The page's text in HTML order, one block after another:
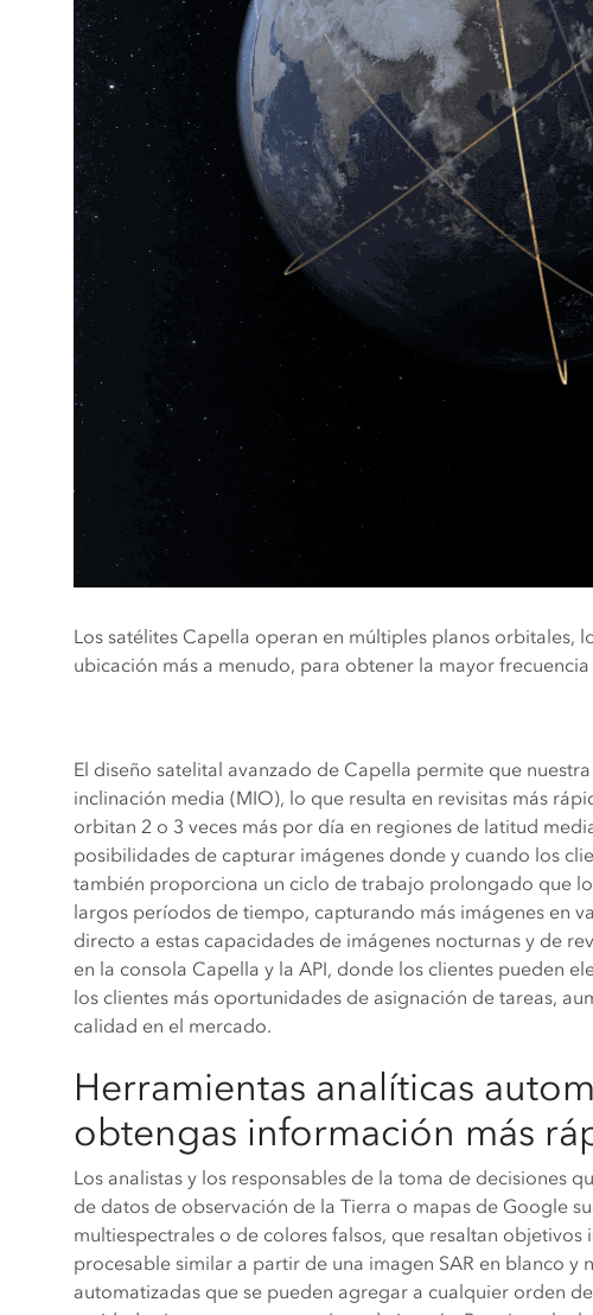
Los satélites Capella operan en múltiples planos orbitales,
ubicación más a menudo, para obtener la mayor
El diseño satelital avanzado de Capella permite que
inclinación media (MIO), lo que resulta en revisitas más
orbitan 2 o 3 veces más por día en regiones de latitud
posibilidades de capturar imágenes donde y cuando los
también proporciona un ciclo de trabajo prolongado que
largos períodos de tiempo, capturando más imágenes en
directo a estas capacidades de imágenes nocturnas y de
en la consola Capella y la API, donde los clientes pueden
los clientes más oportunidades de asignación de tareas,
calidad en el mercado.
Herramientas analíticas
obtengas información más
Los analistas y los responsables de la toma de decisiones
de datos de observación de la Tierra o mapas de Google
multiespectrales o de colores falsos, que resaltan
procesable similar a partir de una imagen SAR en blanco y
automatizadas que se pueden agregar a cualquier orden